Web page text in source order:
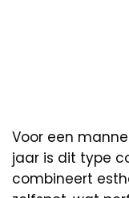
Voor een
jaar is dit type
combineert